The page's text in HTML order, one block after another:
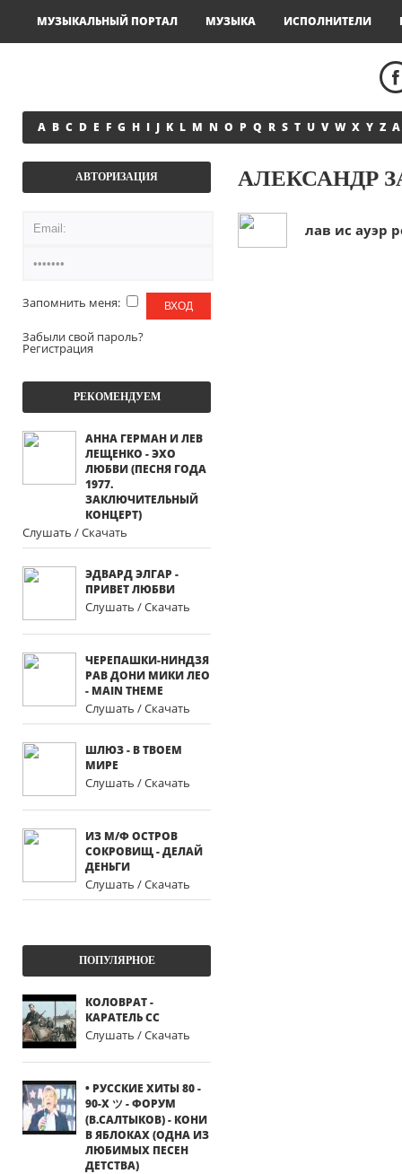
МУЗЫКАЛЬНЫЙ ПОРТАЛ МУЗЫКА ИСПОЛНИТЕЛИ
A B C D E F G H I J K L M N O P Q R S T U V W X Y Z А
АВТОРИЗАЦИЯ
Запомнить меня:
Забыли свой пароль?
Регистрация
РЕКОМЕНДУЕМ
АННА ГЕРМАН И ЛЕВ
ЛЕЩЕНКО - ЭХО
ЛЮБВИ (ПЕСНЯ ГОДА
1977.
ЗАКЛЮЧИТЕЛЬНЫЙ
КОНЦЕРТ)
Слушать / Скачать
ЭДВАРД ЭЛГАР -
ПРИВЕТ ЛЮБВИ
Слушать / Скачать
ЧЕРЕПАШКИ-НИНДЗЯ
РАВ ДОНИ МИКИ ЛЕО
- MAIN THEME
Слушать / Скачать
ШЛЮЗ - В ТВОЕМ
МИРЕ
Слушать / Скачать
ИЗ М/Ф ОСТРОВ
СОКРОВИЩ - ДЕЛАЙ
ДЕНЬГИ
Слушать / Скачать
ПОПУЛЯРНОЕ
КОЛОВРАТ -
КАРАТЕЛЬ СС
Слушать / Скачать
• РУССКИЕ ХИТЫ 80 -
90-Х ツ - ФОРУМ
(В.САЛТЫКОВ) - КОНИ
В ЯБЛОКАХ (ОДНА ИЗ
ЛЮБИМЫХ ПЕСЕН
ДЕТСТВА)
АЛЕКСАНДР
лав ис ауэр